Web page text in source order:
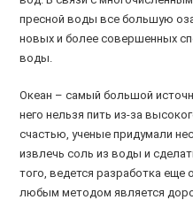
пресной воды все большую
новых и более совершенных
воды.
Океан – самый большой
него нельзя пить из-за
счастью, ученые придумали
извлечь соль из воды и
того, ведется разработка
любым методом является